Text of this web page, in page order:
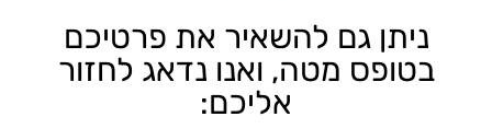
ניתן גם להשאיר את פרטיכם
בטופס מטה, ואנו נדאג לחזור
אליכם: